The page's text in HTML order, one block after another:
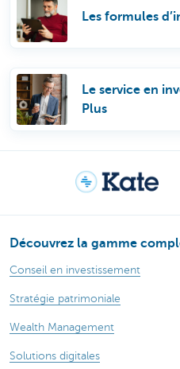
Les formules
Le service en
Plus
Découvrez la gamme
Conseil en investissement
Stratégie patrimoniale
Wealth Management
Solutions digitales